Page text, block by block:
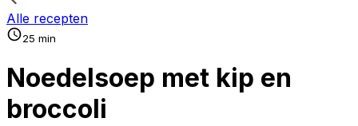
Alle recepten
25 min
Noedelsoep met kip en
broccoli